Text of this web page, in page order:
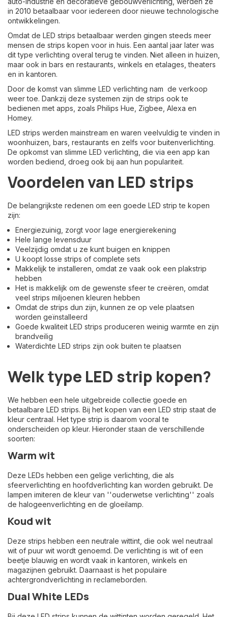
in 2010 betaalbaar voor iedereen door nieuwe technologische
ontwikkelingen.
Omdat de LED strips betaalbaar werden gingen steeds meer
mensen de strips kopen voor in huis. Een aantal jaar later was
dit type verlichting overal terug te vinden. Niet alleen in huizen,
maar ook in bars en restaurants, winkels en etalages, theaters
en in kantoren.
Door de komst van slimme LED verlichting nam de verkoop
weer toe. Dankzij deze systemen zijn de strips ook te
bedienen met apps, zoals Philips Hue, Zigbee, Alexa en
Homey.
LED strips werden mainstream en waren veelvuldig te vinden in
woonhuizen, bars, restaurants en zelfs voor buitenverlichting.
De opkomst van slimme LED verlichting, die via een app kan
worden bediend, droeg ook bij aan hun populariteit.
Voordelen van LED strips
De belangrijkste redenen om een goede LED strip te kopen
zijn:
Energiezuinig, zorgt voor lage energierekening
Hele lange levensduur
Veelzijdig omdat u ze kunt buigen en knippen
U koopt losse strips of complete sets
Makkelijk te installeren, omdat ze vaak ook een plakstrip
hebben
Het is makkelijk om de gewenste sfeer te creëren, omdat
veel strips miljoenen kleuren hebben
Omdat de strips dun zijn, kunnen ze op vele plaatsen
worden geïnstalleerd
Goede kwaliteit LED strips produceren weinig warmte en zijn
brandveilig
Waterdichte LED strips zijn ook buiten te plaatsen
Welk type LED strip kopen?
We hebben een hele uitgebreide collectie goede en
betaalbare LED strips. Bij het kopen van een LED strip staat de
kleur centraal. Het type strip is daarom vooral te
onderscheiden op kleur. Hieronder staan de verschillende
soorten:
Warm wit
Deze LEDs hebben een gelige verlichting, die als
sfeerverlichting en hoofdverlichting kan worden gebruikt. De
lampen imiteren de kleur van ''ouderwetse verlichting'' zoals
de halogeenverlichting en de gloeilamp.
Koud wit
Deze strips hebben een neutrale wittint, die ook wel neutraal
wit of puur wit wordt genoemd. De verlichting is wit of een
beetje blauwig en wordt vaak in kantoren, winkels en
magazijnen gebruikt. Daarnaast is het populaire
achtergrondverlichting in reclameborden.
Dual White LEDs